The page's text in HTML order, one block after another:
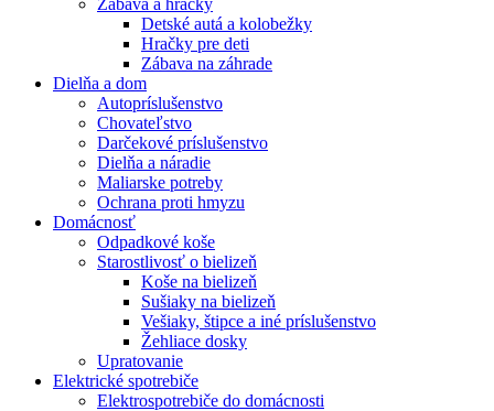
Detské autá a kolobežky
Hračky pre deti
Zábava na záhrade
Dielňa a dom
Autopríslušenstvo
Chovateľstvo
Darčekové príslušenstvo
Dielňa a náradie
Maliarske potreby
Ochrana proti hmyzu
Domácnosť
Odpadkové koše
Starostlivosť o bielizeň
Koše na bielizeň
Sušiaky na bielizeň
Vešiaky, štipce a iné príslušenstvo
Žehliace dosky
Upratovanie
Elektrické spotrebiče
Elektrospotrebiče do domácnosti